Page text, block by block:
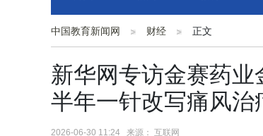
中国教育新闻网 财经 正文
新华网专访金赛药业
半年一针改写痛风治
2026-06-30 11:24 来源： 互联网